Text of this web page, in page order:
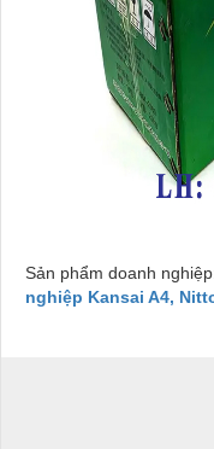
Sản phẩm doanh
nghiệp Kansai A4,